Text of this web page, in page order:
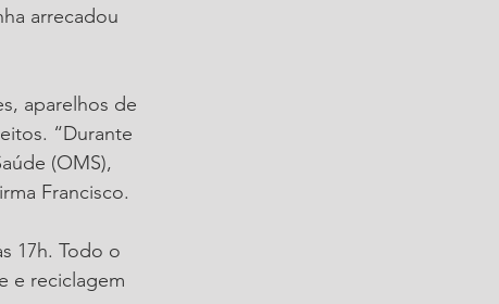
arrecadou
aparelhos de
“Durante
(OMS),
Francisco.
17h. Todo o
e reciclagem